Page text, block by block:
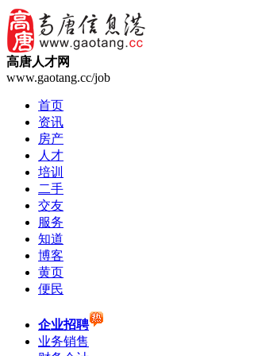
高唐人才网
www.gaotang.cc/job
首页
资讯
房产
人才
培训
二手
交友
服务
知道
博客
黄页
便民
企业招聘
业务销售